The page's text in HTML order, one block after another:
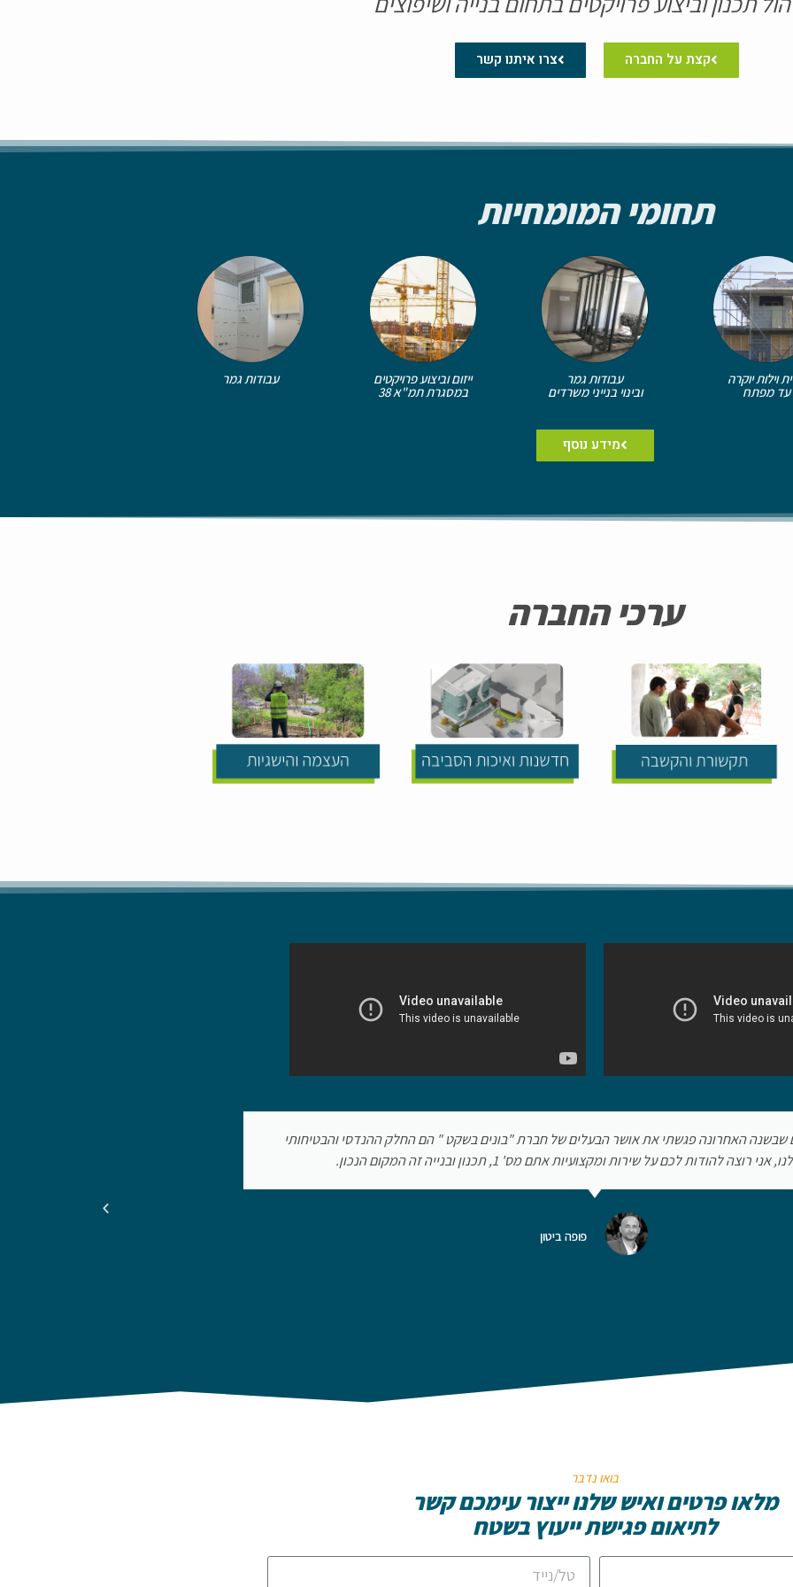
קצת על החברה צרו איתנו קשר
תחומי המומחיות
וילות יוקרה
עד מפתח
עבודות גמר
ובינוי בנייני משרדים
ייזום וביצוע פרויקטים
במסגרת תמ"א 38
עבודות גמר
מידע נוסף
ערכי החברה
מר אושר מרגוליס, מהנדס בניה מדופלם ביצע עבודות ניהול, תיאום ופיקוח על עבודתו וניהול דוחות, ייצג את
ומסירות ועמד בכל המשימות, ביצע את עבודתו בטיב ולוח זמנים שנחתם. ניהל מר מרגוליס פרוייקט של תמ"א
בואו נדבר
מלאו פרטים ואיש שלנו ייצור עימכם קשר
לתיאום פגישת ייעוץ בשטח